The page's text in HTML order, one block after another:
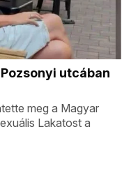
utcában
meg a Magyar
Lakatost a